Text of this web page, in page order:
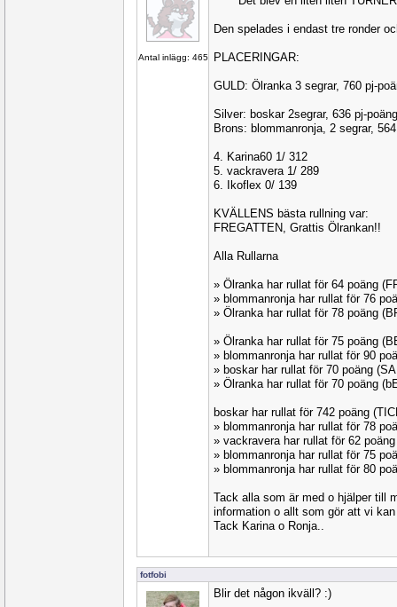
Antal inlägg: 465
Den spelades i endast tre ronder
PLACERINGAR:
GULD: Ölranka 3 segrar, 760 pj-
Silver: boskar 2segrar, 636 pj-poäng
Brons: blommanronja, 2 segrar,
4. Karina60 1/ 312
5. vackravera 1/ 289
6. Ikoflex 0/ 139
KVÄLLENS bästa rullning var:
FREGATTEN, Grattis Ölrankan!!
Alla Rullarna
» Ölranka har rullat för 64 poäng
» blommanronja har rullat för 76
» Ölranka har rullat för 78 poäng
» Ölranka har rullat för 75 poäng
» blommanronja har rullat för 90
» boskar har rullat för 70 poäng
» Ölranka har rullat för 70 poäng
boskar har rullat för 742 poäng
» blommanronja har rullat för 78
» vackravera har rullat för 62
» blommanronja har rullat för 75
» blommanronja har rullat för 80
Tack alla som är med o hjälper till
information o allt som gör att vi
Tack Karina o Ronja..
fotfobi
Blir det någon ikväll? :)